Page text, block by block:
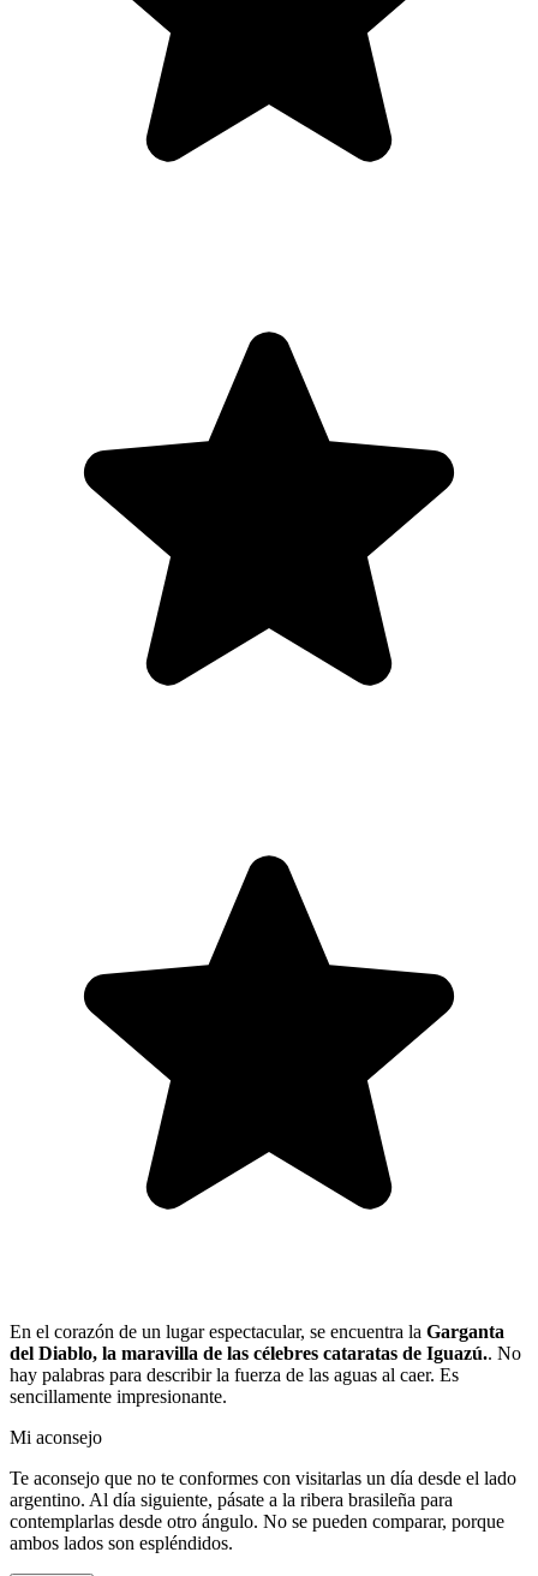
En el corazón de un lugar espectacular, se encuentra la Garganta
del Diablo, la maravilla de las célebres cataratas de Iguazú.. No
hay palabras para describir la fuerza de las aguas al caer. Es
sencillamente impresionante.
Mi aconsejo
Te aconsejo que no te conformes con visitarlas un día desde el lado
argentino. Al día siguiente, pásate a la ribera brasileña para
contemplarlas desde otro ángulo. No se pueden comparar, porque
ambos lados son espléndidos.